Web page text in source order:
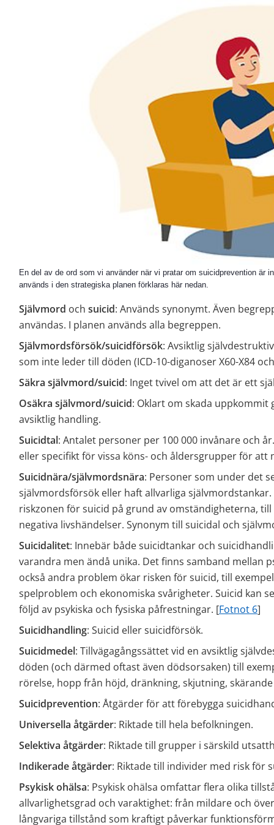
En del av de ord som vi använder när vi pratar om suicidprevention är
används i den strategiska planen förklaras här nedan.
Självmord och suicid: Används synonymt. Även
användas. I planen används alla begreppen.
Självmordsförsök/suicidförsök: Avsiktlig
som inte leder till döden (ICD-10-diganoser X60-X84
Säkra självmord/suicid: Inget tvivel om att det är ett
Osäkra självmord/suicid: Oklart om skada uppkommit
avsiktlig handling.
Suicidtal: Antalet personer per 100 000 invånare och
eller specifikt för vissa köns- och åldersgrupper för att
Suicidnära/självmordsnära: Personer som under det
självmordsförsök eller haft allvarliga
riskzonen för suicid på grund av omständigheterna,
negativa livshändelser. Synonym till suicidal och
Suicidalitet: Innebär både suicidtankar och
varandra men ändå unika. Det finns samband mellan
också andra problem ökar risken för suicid, till
spelproblem och ekonomiska svårigheter. Suicid kan
följd av psykiska och fysiska påfrestningar. [Fotnot 6]
Suicidhandling: Suicid eller suicidförsök.
Suicidmedel: Tillvägagångssättet vid en avsiktlig
döden (och därmed oftast även dödsorsaken) till
rörelse, hopp från höjd, dränkning, skjutning,
Suicidprevention: Åtgärder för att förebygga
Universella åtgärder: Riktade till hela befolkningen.
Selektiva åtgärder: Riktade till grupper i särskild
Indikerade åtgärder: Riktade till individer med risk för
Psykisk ohälsa: Psykisk ohälsa omfattar flera olika
allvarlighetsgrad och varaktighet: från mildare och
långvariga tillstånd som kraftigt påverkar